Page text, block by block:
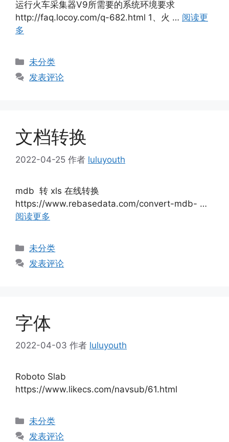
运行火车采集器V9所需要的系统环境要求
http://faq.locoy.com/q-682.html 1、火 … 阅读更
多
分
类
未分类
发表评论
文档转换
2022-04-25 作者 luluyouth
mdb 转 xls 在线转换
https://www.rebasedata.com/convert-mdb- …
阅读更多
分
类
未分类
发表评论
字体
2022-04-03 作者 luluyouth
Roboto Slab
https://www.likecs.com/navsub/61.html
分
类
未分类
发表评论